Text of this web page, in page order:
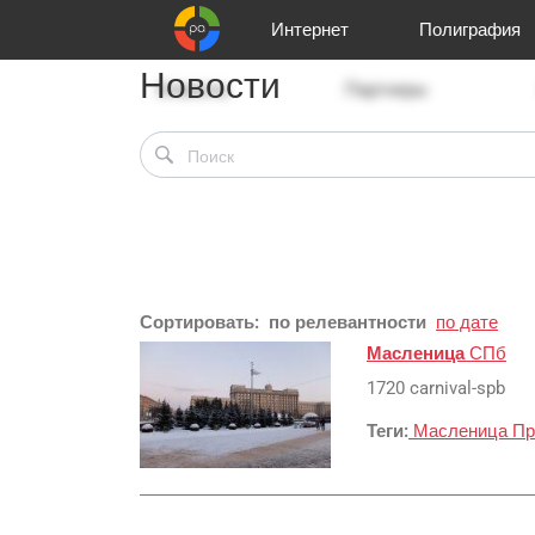
Интернет
Реклама и продвижение
Полиграфия
Цифра и офсет
ТелевидениеАудио и звукозапись
Клиенты Партнеры
Новости
Сортировать: по релевантности по дате
МасленицаСПб
1720 carnival-spb
Теги: Масленица